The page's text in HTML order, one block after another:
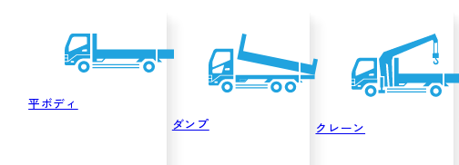
平ボディ
ダンプ
クレーン